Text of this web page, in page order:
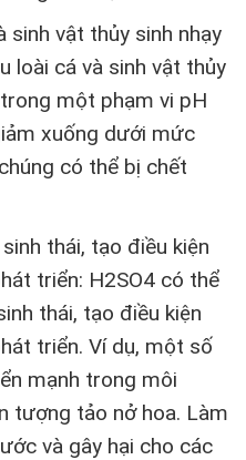
sinh vật thủy sinh nhạy
loài cá và sinh vật thủy
một phạm vi pH
xuống dưới mức
có thể bị chết
thái, tạo điều kiện
triển: H2SO4 có thể
thái, tạo điều kiện
triển. Ví dụ, một số
mạnh trong môi
tượng tảo nở hoa. Làm
và gây hại cho các